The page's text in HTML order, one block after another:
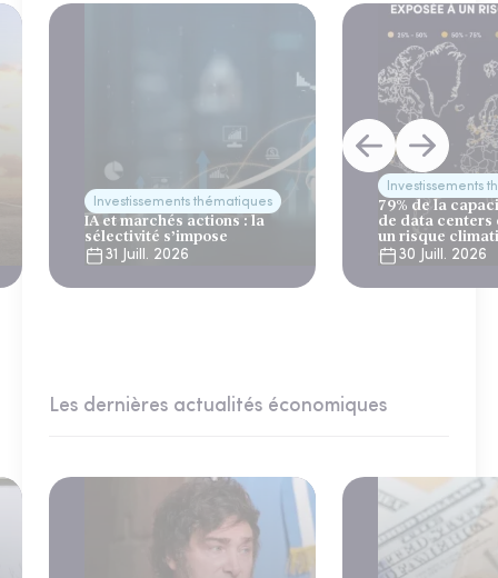
Investissements thématiques
IA et marchés actions : la
sélectivité s’impose
31 Juill. 2026
Investissements
79% de la
de data centers
un risque
30 Juill. 2026
Les dernières actualités économiques